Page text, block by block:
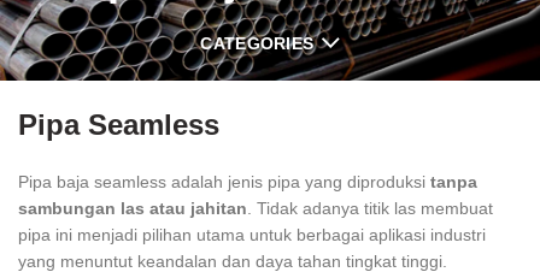
CATEGORIES
Pipa Seamless
Pipa baja seamless adalah jenis pipa yang diproduksi tanpa
sambungan las atau jahitan . Tidak adanya titik las membuat
pipa ini menjadi pilihan utama untuk berbagai aplikasi industri
yang menuntut keandalan dan daya tahan tingkat tinggi.